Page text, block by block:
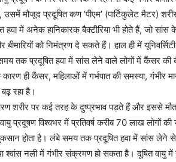
मौजूद प्रदूषित कण ‘पीएम’ (पार्टिकुलेट मैटर)
में अनेक हानिकारक बैक्टीरिया भी होते हैं, जो सांस
को निमंत्रण दे सकते हैं। हाल ही में
तक प्रदूषित हवा में सांस लेने वाले लोगों में कैंसर की
ही कैंसर, महिलाओं में गर्भपात की समस्या, गंभीर
रहा है।
शरीर पर कई तरह के दुष्प्रभाव पड़ते हैं और इससे
विश्वभर में प्रतिवर्ष करीब 70 लाख लोगों की
होता है। लंबे समय तक प्रदूषित हवा में सांस लेने
नली में गंभीर संक्रमण हो सकता है। दूषित वायु में